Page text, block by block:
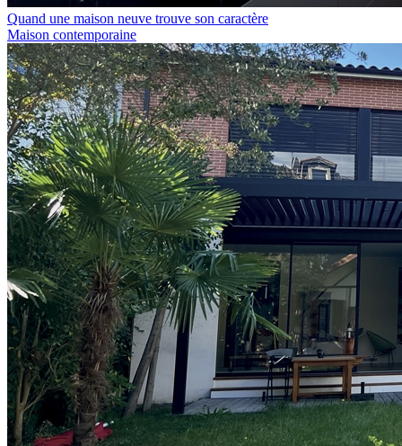
Quand une maison neuve trouve son caractère
Maison contemporaine